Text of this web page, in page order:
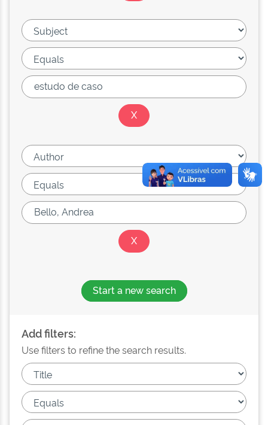
Start a new search
Add filters:
Use filters to refine the search results.